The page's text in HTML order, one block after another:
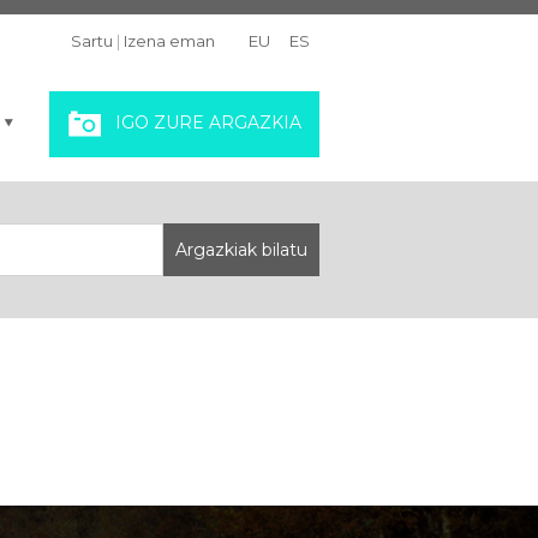
Sartu | Izena eman EU ES
IGO ZURE ARGAZKIA